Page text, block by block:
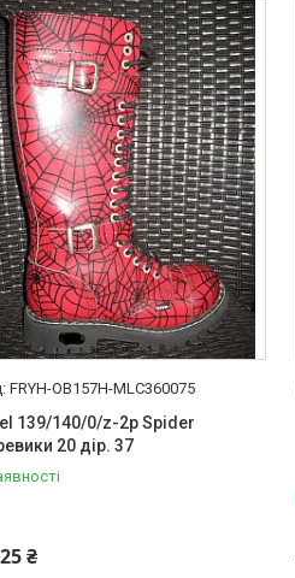
FRYH-OB157H-MLC360075
139/140/0/z-2p Spider
20 дір. 37
₴